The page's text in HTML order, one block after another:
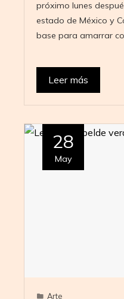
próximo lunes
estado de México y
base para amarrar
Leer más
28
May
Arte